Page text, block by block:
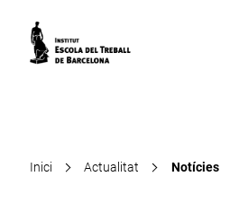
Inici Actualitat Notícies